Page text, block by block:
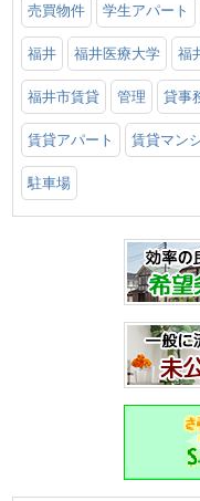
売買物件 学生アパート
福井 福井医療大学 福
福井市賃貸 管理 貸事
賃貸アパート 賃貸マン
駐車場